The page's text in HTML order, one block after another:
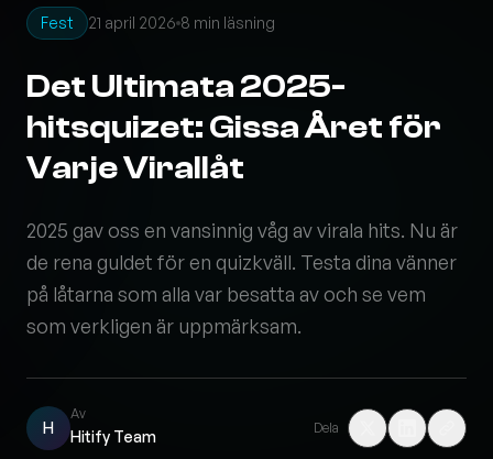
Fest 21 april 2026 8 min läsning
Det Ultimata 2025-
hitsquizet: Gissa Året för
Varje Virallåt
2025 gav oss en vansinnig våg av virala hits. Nu är
de rena guldet för en quizkväll. Testa dina vänner
på låtarna som alla var besatta av och se vem
som verkligen är uppmärksam.
H
Av
Hitify Team Dela